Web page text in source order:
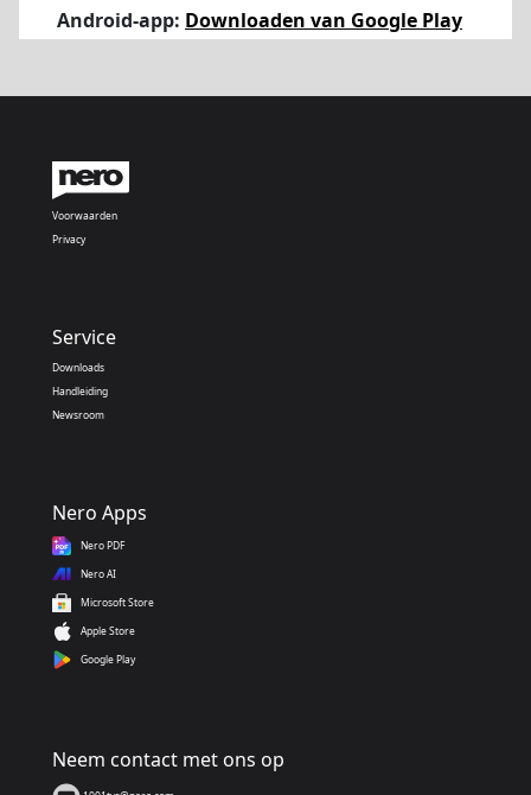
Android-app: Downloaden van Google Play
Voorwaarden
Privacy
Service
Downloads
Handleiding
Newsroom
Nero Apps
Nero PDF
Nero AI
Microsoft Store
Apple Store
Google Play
Neem contact met ons op